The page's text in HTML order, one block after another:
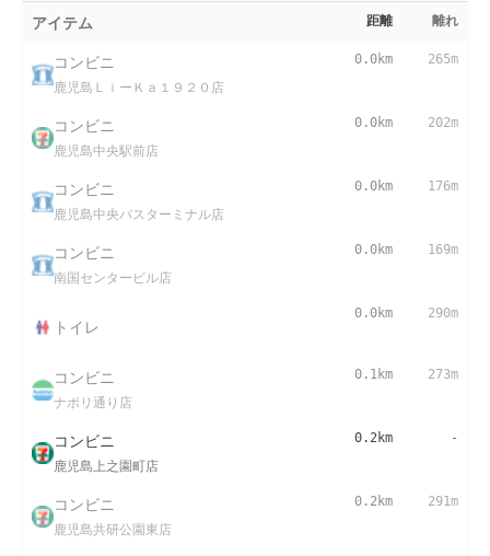
アイテム 距離 離れ
コンビニ
鹿児島ＬｉーＫａ１９２０店
0.0km 265m
コンビニ
鹿児島中央駅前店
0.0km 202m
コンビニ
鹿児島中央バスターミナル店
0.0km 176m
コンビニ
南国センタービル店
0.0km 169m
トイレ
0.0km 290m
コンビニ
ナポリ通り店
0.1km 273m
コンビニ
鹿児島上之園町店
0.2km -
コンビニ
鹿児島共研公園東店
0.2km 291m